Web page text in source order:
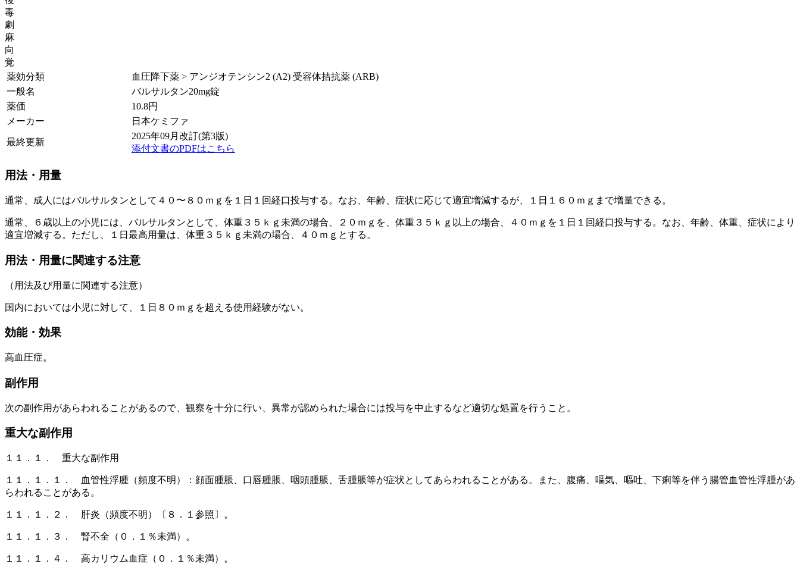
毒
劇
麻
向
覚
薬効分類
血圧降下薬 > アンジオテンシン2 (A2) 受容体拮抗薬 (ARB)
一般名
バルサルタン20mg錠
薬価
10.8円
メーカー
日本ケミファ
最終更新
2025年09月改訂(第3版)
添付文書のPDFはこちら
用法・用量
通常、成人にはバルサルタンとして４０〜８０ｍｇを１日１回経口投与する。なお、年齢、症状に応じて適宜増減するが、１日１６０ｍｇまで増量できる。
通常、６歳以上の小児には、バルサルタンとして、体重３５ｋｇ未満の場合、２０ｍｇを、体重３５ｋｇ以上の場合、４０ｍｇを１日１回経口投与する。なお、年齢、体重、症状により
適宜増減する。ただし、１日最高用量は、体重３５ｋｇ未満の場合、４０ｍｇとする。
用法・用量に関連する注意
（用法及び用量に関連する注意）
国内においては小児に対して、１日８０ｍｇを超える使用経験がない。
効能・効果
高血圧症。
副作用
次の副作用があらわれることがあるので、観察を十分に行い、異常が認められた場合には投与を中止するなど適切な処置を行うこと。
重大な副作用
１１．１． 重大な副作用
１１．１．１． 血管性浮腫（頻度不明）：顔面腫脹、口唇腫脹、咽頭腫脹、舌腫脹等が症状としてあらわれることがある。また、腹痛、嘔気、嘔吐、下痢等を伴う腸管血管性浮腫があ
らわれることがある。
１１．１．２． 肝炎（頻度不明）〔８．１参照〕。
１１．１．３． 腎不全（０．１％未満）。
１１．１．４． 高カリウム血症（０．１％未満）。